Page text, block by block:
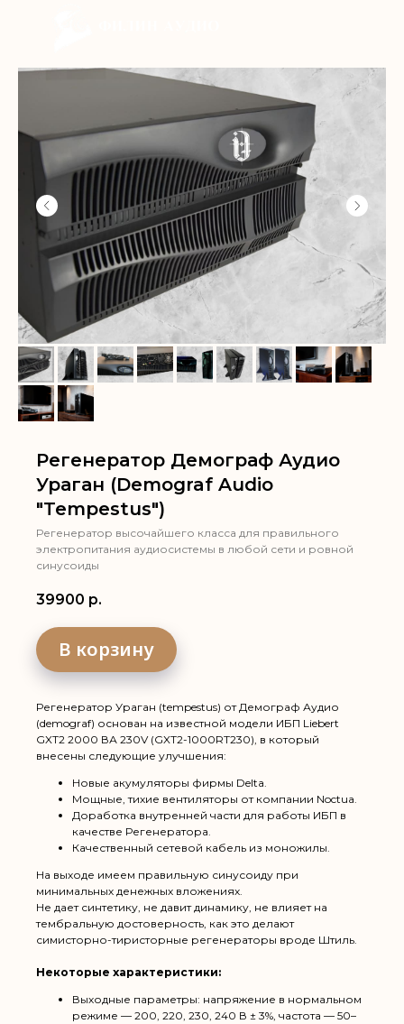
Регенератор Демограф Аудио
Ураган (Demograf Audio
"Tempestus")
Регенератор высочайшего класса для правильного
электропитания аудиосистемы в любой сети и ровной
синусоиды
39900 р.
В корзину
Регенератор Ураган (tempestus) от Демограф Аудио
(demograf) основан на известной модели ИБП Liebert
GXT2 2000 ВА 230V (GXT2-1000RT230), в который
внесены следующие улучшения:
Новые акумуляторы фирмы Delta.
Мощные, тихие вентиляторы от компании Noctua.
Доработка внутренней части для работы ИБП в
качестве Регенератора.
Качественный сетевой кабель из моножилы.
На выходе имеем правильную синусоиду при
минимальных денежных вложениях.
Не дает синтетику, не давит динамику, не влияет на
тембральную достоверность, как это делают
симисторно-тиристорные регенераторы вроде Штиль.
Некоторые характеристики:
Выходные параметры: напряжение в нормальном
режиме — 200, 220, 230, 240 В ± 3%, частота — 50–